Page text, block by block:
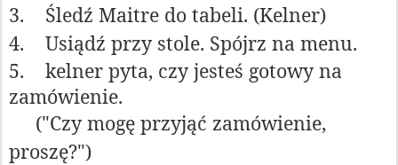
3.
Śledź Maitre do tabeli. (Kelner)
4.
Usiądź przy stole. Spójrz na menu.
5.
kelner pyta, czy jesteś gotowy na
zamówienie.
("Czy mogę przyjąć zamówienie,
proszę?")